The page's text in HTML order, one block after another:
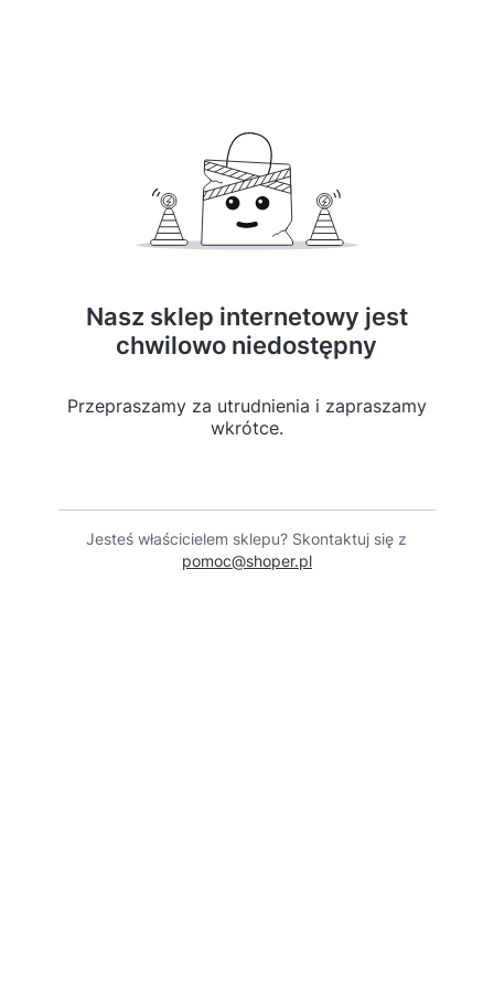
Nasz sklep internetowy jest
chwilowo niedostępny
Przepraszamy za utrudnienia i zapraszamy
wkrótce.
Jesteś właścicielem sklepu? Skontaktuj się z
pomoc@shoper.pl